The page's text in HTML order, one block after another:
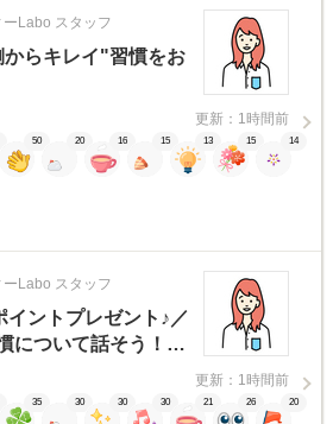
Labo スタッフ
らキレイ"習慣をお
更新：1時間前
50 20 16 15 13 15 14
Labo スタッフ
イントプレゼント♪／
について話そう！キ
更新：1時間前
35 30 30 30 21 26 20